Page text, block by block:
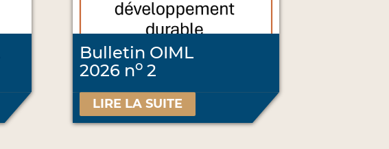
Bulletin OIML
2026 no2
LIRE LA SUITE